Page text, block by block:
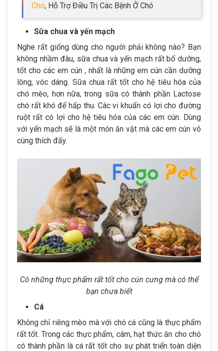
Chó, Hỗ Trợ Điều Trị Các Bệnh Ở Chó
Sữa chua và yến mạch
Nghe rất giống dùng cho người phải không nào? Bạn
không nhầm đâu, sữa chua và yến mạch rất bổ dưỡng,
tốt cho các em cún , nhất là những em cún cần dưỡng
lông, vóc dáng. Sữa chua rất tốt cho hệ tiêu hóa của
chó mèo, hơn nữa, trong sữa có thành phần Lactose
chó rất khó để hấp thu. Các vi khuẩn có lợi cho đường
ruột rất có lợi cho hệ tiêu hóa của các em cún. Dùng
với yến mạch sẽ là một món ăn vặt mà các em cún vô
cùng thích đấy.
Có những thực phẩm rất tốt cho cún cưng mà có thể
bạn chưa biết
Cá
Không chỉ riêng mèo mà với chó cá cũng là thực phẩm
rất tốt. Trong các thực phẩm, cám, hạt thức ăn cho chó
có thành phần là cá rất tốt cho sự phát triển toàn diện